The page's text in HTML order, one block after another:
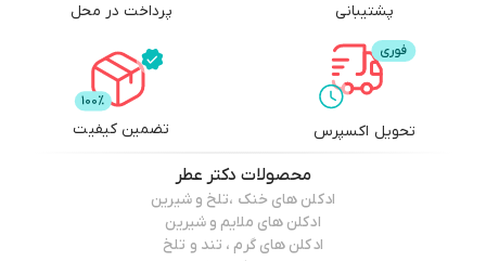
پشتیبانی پرداخت در محل
تحویل اکسپرس تضمین کیفیت
محصولات دکتر عطر
ادکلن های خنک ،تلخ و شیرین
ادکلن های ملایم و شیرین
ادکلن های گرم ، تند و تلخ